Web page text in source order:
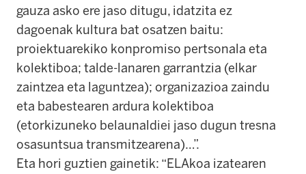
gauza asko ere jaso ditugu, idatzita ez
dagoenak kultura bat osatzen baitu:
proiektuarekiko konpromiso pertsonala eta
kolektiboa; talde-lanaren garrantzia (elkar
zaintzea eta laguntzea); organizazioa zaindu
eta babestearen ardura kolektiboa
(etorkizuneko belaunaldiei jaso dugun tresna
osasuntsua transmitzearena)…”.
Eta hori guztien gainetik: “ELAkoa izatearen